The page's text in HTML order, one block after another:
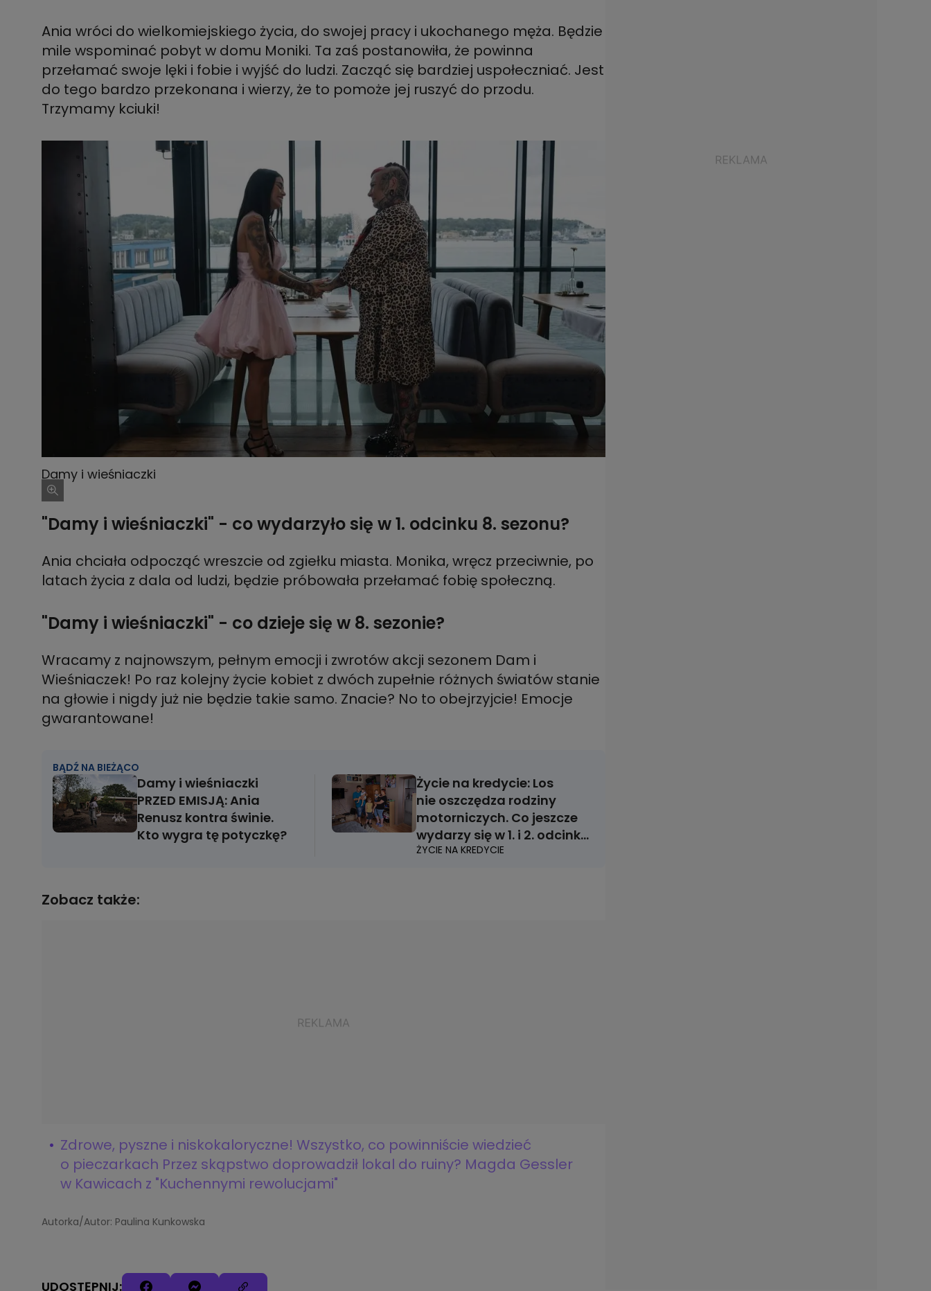
Ania wróci do wielkomiejskiego życia, do swojej pracy i ukochanego męża. Będzie
mile wspominać pobyt w domu Moniki. Ta zaś postanowiła, że powinna
przełamać swoje lęki i fobie i wyjść do ludzi. Zacząć się bardziej uspołeczniać. Jest
do tego bardzo przekonana i wierzy, że to pomoże jej ruszyć do przodu.
Trzymamy kciuki!
Damy i wieśniaczki
"Damy i wieśniaczki" - co wydarzyło się w 1. odcinku 8. sezonu?
Ania chciała odpocząć wreszcie od zgiełku miasta. Monika, wręcz przeciwnie, po
latach życia z dala od ludzi, będzie próbowała przełamać fobię społeczną.
"Damy i wieśniaczki" - co dzieje się w 8. sezonie?
Wracamy z najnowszym, pełnym emocji i zwrotów akcji sezonem Dam i
Wieśniaczek! Po raz kolejny życie kobiet z dwóch zupełnie różnych światów stanie
na głowie i nigdy już nie będzie takie samo. Znacie? No to obejrzyjcie! Emocje
gwarantowane!
BĄDŹ NA BIEŻĄCO
Damy i wieśniaczki
PRZED EMISJĄ: Ania
Renusz kontra świnie.
Kto wygra tę potyczkę?
Życie na kredycie: Los
nie oszczędza rodziny
motorniczych. Co jeszcze
wydarzy się w 1. i 2. odcinku
nowego sezonu?
ŻYCIE NA KREDYCIE
Zobacz także:
Zdrowe, pyszne i niskokaloryczne! Wszystko, co powinniście wiedzieć
o pieczarkach Przez skąpstwo doprowadził lokal do ruiny? Magda Gessler
w Kawicach z "Kuchennymi rewolucjami"
Autorka/Autor: Paulina Kunkowska
UDOSTĘPNIJ: